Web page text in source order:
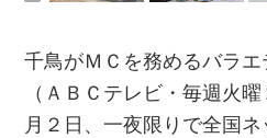
千鳥がＭＣを務めるバラエ
（ＡＢＣテレビ・毎週火
月２日、一夜限りで全国